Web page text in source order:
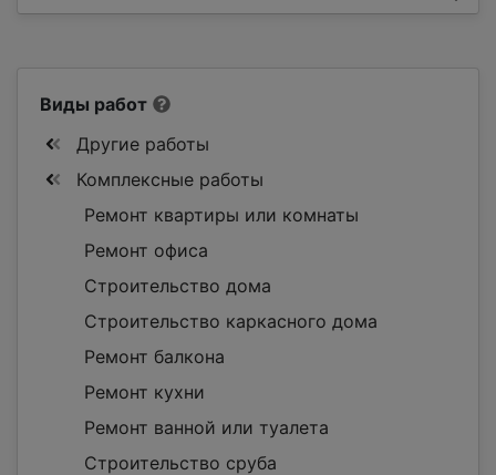
Виды работ
Другие работы
Комплексные работы
Ремонт квартиры или комнаты
Ремонт офиса
Строительство дома
Строительство каркасного дома
Ремонт балкона
Ремонт кухни
Ремонт ванной или туалета
Строительство сруба